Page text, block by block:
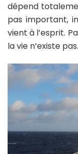
dépend
pas important,
vient à l’esprit.
la vie n’existe